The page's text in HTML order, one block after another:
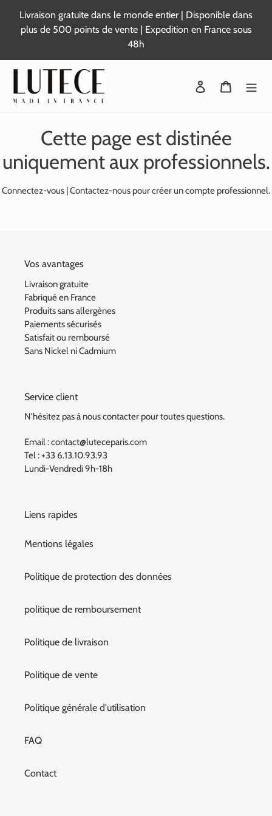
contenu
Livraison gratuite dans le monde entier | Disponible dans
plus de 500 points de vente | Expedition en France sous
48h
Se connecter
Panier
Cette page est distinée
uniquement aux professionnels.
Connectez-vous Contactez-nous pour créer un compte professionnel.
Vos avantages
Livraison gratuite
Fabriqué en France
Produits sans allergènes
Paiements sécurisés
Satisfait ou remboursé
Sans Nickel ni Cadmium
Service client
N'hésitez pas à nous contacter pour toutes questions.
Email : contact@luteceparis.com
Tel : +33 6.13.10.93.93
Lundi-Vendredi 9h-18h
Liens rapides
Mentions légales
Politique de protection des données
politique de remboursement
Politique de livraison
Politique de vente
Politique générale d'utilisation
FAQ
Contact